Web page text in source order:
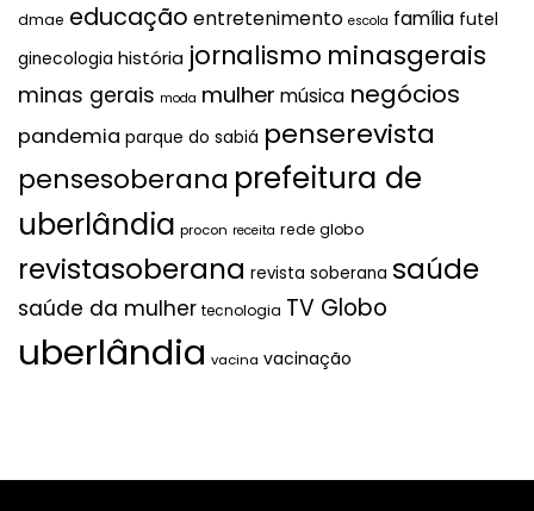
dmae educação entretenimento escola família futel
ginecologia história jornalismo minasgerais
minas gerais moda mulher música negócios
pandemia parque do sabiá penserevista
pensesoberana prefeitura de
uberlândia procon receita rede globo
revistasoberana revista soberana saúde
saúde da mulher tecnologia TV Globo
uberlândia vacina vacinação